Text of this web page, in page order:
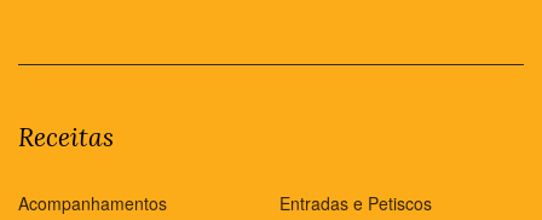
Receitas
Acompanhamentos
Entradas e Petiscos